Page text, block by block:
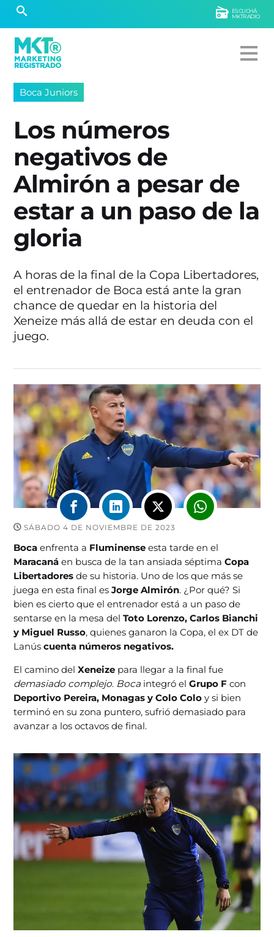
ESCUCHÁ
MKTRADIO
Boca Juniors
Los números
negativos de
Almirón a pesar de
estar a un paso de la
gloria
A horas de la final de la Copa Libertadores,
el entrenador de Boca está ante la gran
chance de quedar en la historia del
Xeneize más allá de estar en deuda con el
juego.
SÁBADO 4 DE NOVIEMBRE DE 2023
Boca enfrenta a Fluminense esta tarde en el
Maracanáen busca de la tan ansiada séptimaCopa
Libertadores de su historia. Uno de los que más se
juega en esta final es Jorge Almirón. ¿Por qué? Si
bien es cierto que el entrenador está a un paso de
sentarse en la mesa delToto Lorenzo, Carlos Bianchi
y Miguel Russo, quienes ganaron la Copa, el ex DT de
Lanúscuenta números negativos.
El camino delXeneize para llegar a la final fue
demasiado complejo. Boca integró elGrupo F con
Deportivo Pereira, Monagas y Colo Colo y si bien
terminó en su zona puntero, sufrió demasiado para
avanzar a los octavos de final.